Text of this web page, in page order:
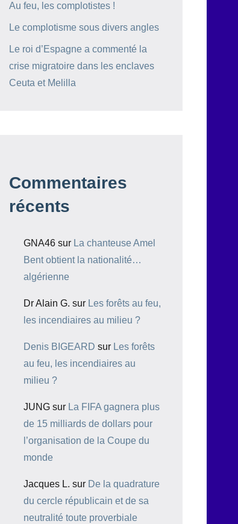
Au feu, les complotistes !
Le complotisme sous divers angles
Le roi d’Espagne a commenté la
crise migratoire dans les enclaves
Ceuta et Melilla
Commentaires
récents
GNA46 sur La chanteuse Amel
Bent obtient la nationalité…
algérienne
Dr Alain G. sur Les forêts au feu,
les incendiaires au milieu ?
Denis BIGEARD sur Les forêts
au feu, les incendiaires au
milieu ?
JUNG sur La FIFA gagnera plus
de 15 milliards de dollars pour
l’organisation de la Coupe du
monde
Jacques L. sur De la quadrature
du cercle républicain et de sa
neutralité toute proverbiale